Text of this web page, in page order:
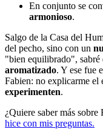
En conjunto se
armonioso.
Salgo de la Casa del
del pecho, sino con un
"bien equilibrado", sabré
aromatizado. Y ese fue
Fabien: no explicarme el
experimenten.
¿Quiere saber más sobre
hice con mis preguntas.